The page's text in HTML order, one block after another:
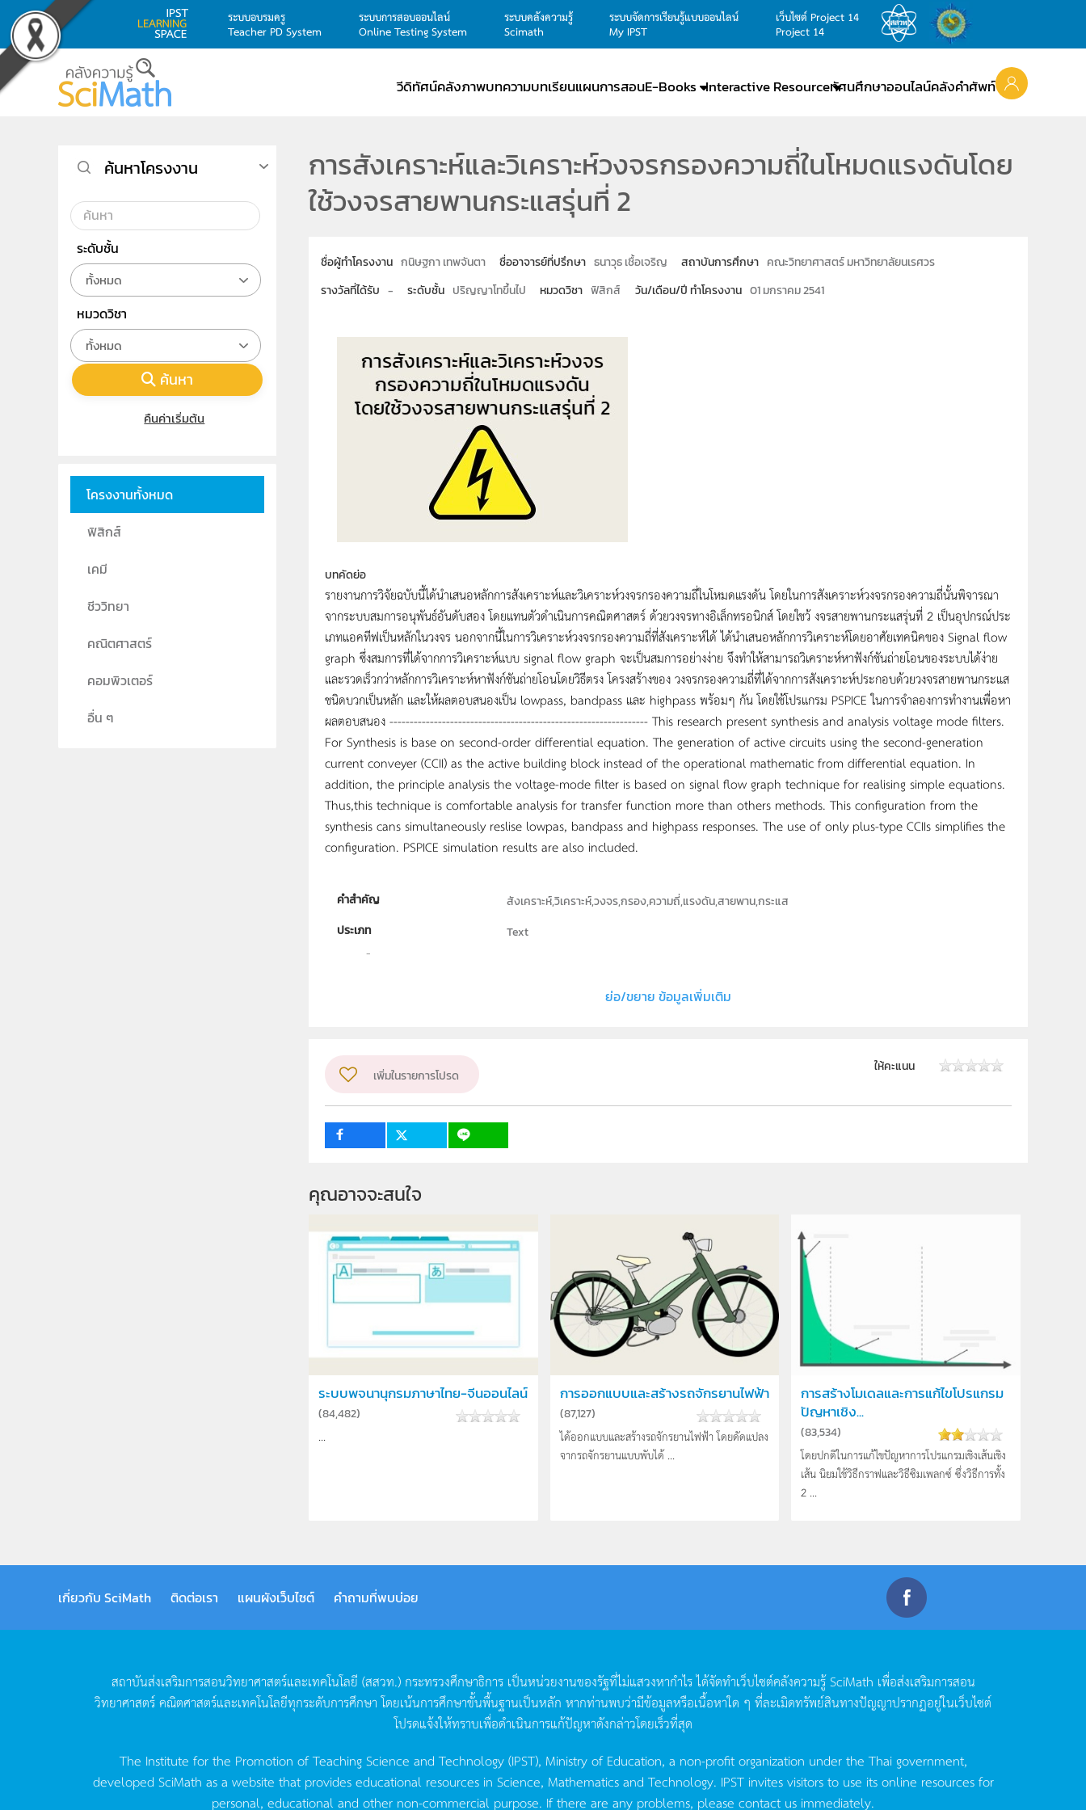
Skip to main content
ระบบอบรมครู
Teacher PD System
ระบบการสอบออนไลน์
Online Testing System
ระบบคลังความรู้
Scimath
ระบบจัดการเรียนรู้แบบออนไลน์
My IPST
เว็บไซต์ Project 14
Project 14
วีดิทัศน์คลังภาพบทความบทเรียนแผนการสอนE-Books Interactive Resourceทัศนศึกษาออนไลน์คลังคำศัพท์
การสังเคราะห์และวิเคราะห์วงจรกรองความถี่ในโหมดแรงดันโดย
ใช้วงจรสายพานกระแสรุ่นที่ 2
ชื่อผู้ทำโครงงาน กนิษฐกา เทพจันตา ชื่ออาจารย์ที่ปรึกษา ธนาวุธ เชื้อเจริญ สถาบันการศึกษา คณะวิทยาศาสตร์ มหาวิทยาลัยนเรศวร
รางวัลที่ได้รับ - ระดับชั้น ปริญญาโทขึ้นไป หมวดวิชา ฟิสิกส์ วัน/เดือน/ปี ทำโครงงาน 01 มกราคม 2541
บทคัดย่อ
รายงานการวิจัยฉบับนี้ได้นำเสนอหลักการสังเคราะห์และวิเคราะห์วงจรกรองความถี่ในโหมดแรงดัน โดยในการสังเคราะห์วงจรกรองความถี่นั้นพิจารณา
จากระบบสมการอนุพันธ์อันดับสอง โดยแทนตัวดำเนินการคณิตศาสตร์ ด้วยวงจรทางอิเล็กทรอนิกส์ โดยใชว้ งจรสายพานกระแสรุ่นที่ 2 เป็นอุปกรณ์ประ
เภทแอคทีฟเป็นหลักในวงจร นอกจากนี้ในการวิเคราะห์วงจรกรองความถี่ที่สังเคราะห์ได้ ได้นำเสนอหลักการวิเคราะห์โดยอาศัยเทคนิคของ Signal flow
graph ซึ่งสมการที่ได้จากการวิเคราะห์แบบ signal flow graph จะเป็นสมการอย่างง่าย จึงทำให้สามารถวิเคราะห์หาฟังก์ชันถ่ายโอนของระบบได้ง่าย
และรวดเร็วกว่าหลักการวิเคราะห์หาฟังก์ชันถ่ายโอนโดยวิธีตรง โครงสร้างของ วงจรกรองความถี่ที่ได้จากการสังเคราะห์ประกอบด้วยวงจรสายพานกระแส
ชนิดบวกเป็นหลัก และให้ผลตอบสนองเป็น lowpass, bandpass และ highpass พร้อมๆ กัน โดยใช้โปรแกรม PSPICE ในการจำลองการทำงานเพื่อหา
ผลตอบสนอง ---------------------------------------------------------------- This research present synthesis and analysis voltage mode filters.
For Synthesis is base on second-order differential equation. The generation of active circuits using the second-generation
current conveyer (CCII) as the active building block instead of the operational mathematic from differential equation. In
addition, the principle analysis the voltage-mode filter is based on signal flow graph technique for realising simple equations.
Thus,this technique is comfortable analysis for transfer function more than others methods. This configuration from the
synthesis cans simultaneously reslise lowpas, bandpass and highpass responses. The use of only plus-type CCIIs simplifies the
configuration. PSPICE simulation results are also included.
คำสำคัญ
สังเคราะห์,วิเคราะห์,วงจร,กรอง,ความถี่,แรงดัน,สายพาน,กระแส
ประเภท
Text
ย่อ/ขยาย ข้อมูลเพิ่มเติม
เพิ่มในรายการโปรด
ให้คะแนน
คุณอาจจะสนใจ
ระบบพจนานุกรมภาษาไทย-จีนออนไลน์
(84,482)
...
การออกแบบและสร้างรถจักรยานไฟฟ้า
(87,127)
ได้ออกแบบและสร้างรถจักรยานไฟฟ้า โดยดัดแปลง
จากรถจักรยานแบบพับได้ ...
การสร้างโมเดลและการแก้ไขโปรแกรม
ปัญหาเชิง...
(83,534)
โดยปกติในการแก้ไขปัญหาการโปรแกรมเชิงเส้นเชิง
เส้น นิยมใช้วิธีกราฟและวิธีซิมเพลกซ์ ซึ่งวิธีการทั้ง
2 ...
ค้นหาโครงงาน
ระดับชั้น
ทั้งหมด
หมวดวิชา
ทั้งหมด
ค้นหา
คืนค่าเริ่มต้น
โครงงานทั้งหมด
ฟิสิกส์
เคมี
ชีววิทยา
คณิตศาสตร์
คอมพิวเตอร์
อื่น ๆ
เกี่ยวกับ SciMath ติดต่อเรา แผนผังเว็บไซต์ คำถามที่พบบ่อย
สถาบันส่งเสริมการสอนวิทยาศาสตร์และเทคโนโลยี (สสวท.) กระทรวงศึกษาธิการ เป็นหน่วยงานของรัฐที่ไม่แสวงหากำไรได้จัดทำเว็บไซต์คลังความรู้SciMath เพื่อส่งเสริมการสอน
วิทยาศาสตร์คณิตศาสตร์และเทคโนโลยีทุกระดับการศึกษา โดยเน้นการศึกษาขั้นพื้นฐานเป็นหลัก หากท่านพบว่ามีข้อมูลหรือเนื้อหาใด ๆ ที่ละเมิดทรัพย์สินทางปัญญาปรากฏอยู่ในเว็บไซต์
โปรดแจ้งให้ทราบเพื่อดำเนินการแก้ปัญหาดังกล่าวโดยเร็วที่สุด
The Institute for the Promotion of Teaching Science and Technology (IPST), Ministry of Education, a non-profit organization under the Thai government,
developed SciMath as a website that provides educational resources in Science, Mathematics and Technology. IPST invites visitors to use its online resources for
personal, educational and other non-commercial purpose. If there are any problems, please contact us immediately.